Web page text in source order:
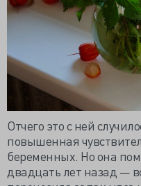
Отчего это с ней
повышенная
беременных. Но она
двадцать лет назад —